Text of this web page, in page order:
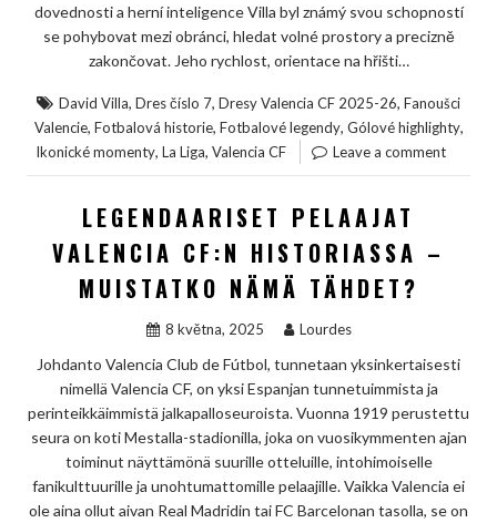
dovednosti a herní inteligence Villa byl známý svou schopností
se pohybovat mezi obránci, hledat volné prostory a precizně
zakončovat. Jeho rychlost, orientace na hřišti…
David Villa, Dres číslo 7, Dresy Valencia CF 2025-26, Fanoušci
Valencie, Fotbalová historie, Fotbalové legendy, Gólové highlighty,
Ikonické momenty, La Liga, Valencia CF Leave a comment
LEGENDAARISET PELAAJAT
VALENCIA CF:N HISTORIASSA –
MUISTATKO NÄMÄ TÄHDET?
8 května, 2025 Lourdes
Johdanto Valencia Club de Fútbol, tunnetaan yksinkertaisesti
nimellä Valencia CF, on yksi Espanjan tunnetuimmista ja
perinteikkäimmistä jalkapalloseuroista. Vuonna 1919 perustettu
seura on koti Mestalla-stadionilla, joka on vuosikymmenten ajan
toiminut näyttämönä suurille otteluille, intohimoiselle
fanikulttuurille ja unohtumattomille pelaajille. Vaikka Valencia ei
ole aina ollut aivan Real Madridin tai FC Barcelonan tasolla, se on